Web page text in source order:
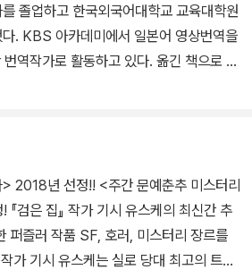
SF대상, 2010년 《악의 교전》으로 제1회
다크 존》으로 제23회 쇼기펜클럽대상 특
나올 때마다 화제와 호평이 쏟아지는, 현
까지 장르를 넘나들며 독창적이고 매혹적
품으로, 장마철 공기처럼 찐득하고 축축한
야기를 담았다. 하이쿠, 곤충, 버섯 등 단
냄으로써 지적 호기심을 자아내는 것은 물
해 읽는 이를 압도적 서스펜스의 한복판
졸업하고 한국외국어대학교 교육대학원
. KBS 아카데미에서 일본어 영상번역을
역작가로 활동하고 있다. 옮긴 책으로 나
신세계에서』, 히가시노 게이고의 『비밀』,
십자가』, 미야자와 겐지의 『은하철도의
2018년 선정!! <주간 문예춘추 미스터리
러, 미스터리 장르를
가 기시 유스케는 실로 당대 최고의 트릭